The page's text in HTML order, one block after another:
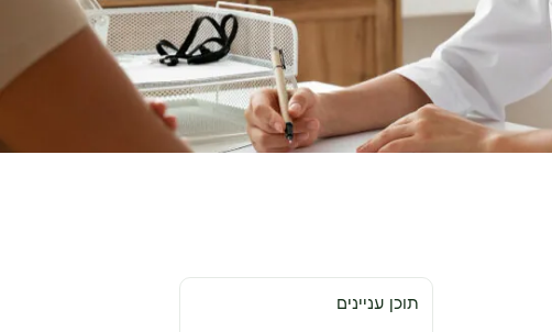
תוכן עניינים